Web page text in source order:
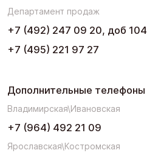
Департамент продаж
+7 (492) 247 09 20, доб 104
+7 (495) 221 97 27
Дополнительные телефоны
Владимирская\Ивановская
+7 (964) 492 21 09
Ярославская\Костромская